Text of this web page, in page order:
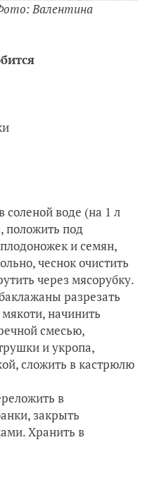
Валентина
воде (на 1 л
положить под
и семян,
чеснок очистить
через мясорубку.
разрезать
начинить
смесью,
и укропа,
сложить в кастрюлю
в
закрыть
Хранить в